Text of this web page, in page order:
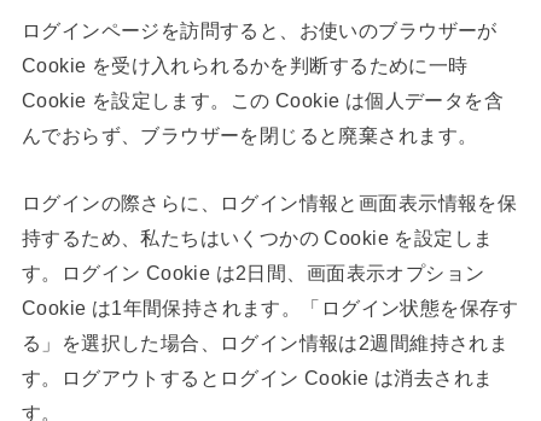
ログインページを訪問すると、お使いのブラウザーが
Cookie を受け入れられるかを判断するために一時
Cookie を設定します。この Cookie は個人データを含
んでおらず、ブラウザーを閉じると廃棄されます。
ログインの際さらに、ログイン情報と画面表示情報を保
持するため、私たちはいくつかの Cookie を設定しま
す。ログイン Cookie は2日間、画面表示オプション
Cookie は1年間保持されます。「ログイン状態を保存す
る」を選択した場合、ログイン情報は2週間維持されま
す。ログアウトするとログイン Cookie は消去されま
す。